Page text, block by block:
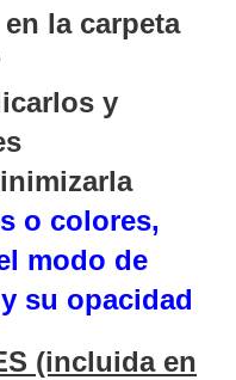
la carpeta
y
o colores,
modo de
su opacidad
(incluida en